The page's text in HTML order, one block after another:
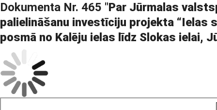
Dokumenta Nr. 465 "Par Jūrmalas
palielināšanu investīciju projekta “Ielas
posmā no Kalēju ielas līdz Slokas ielai,